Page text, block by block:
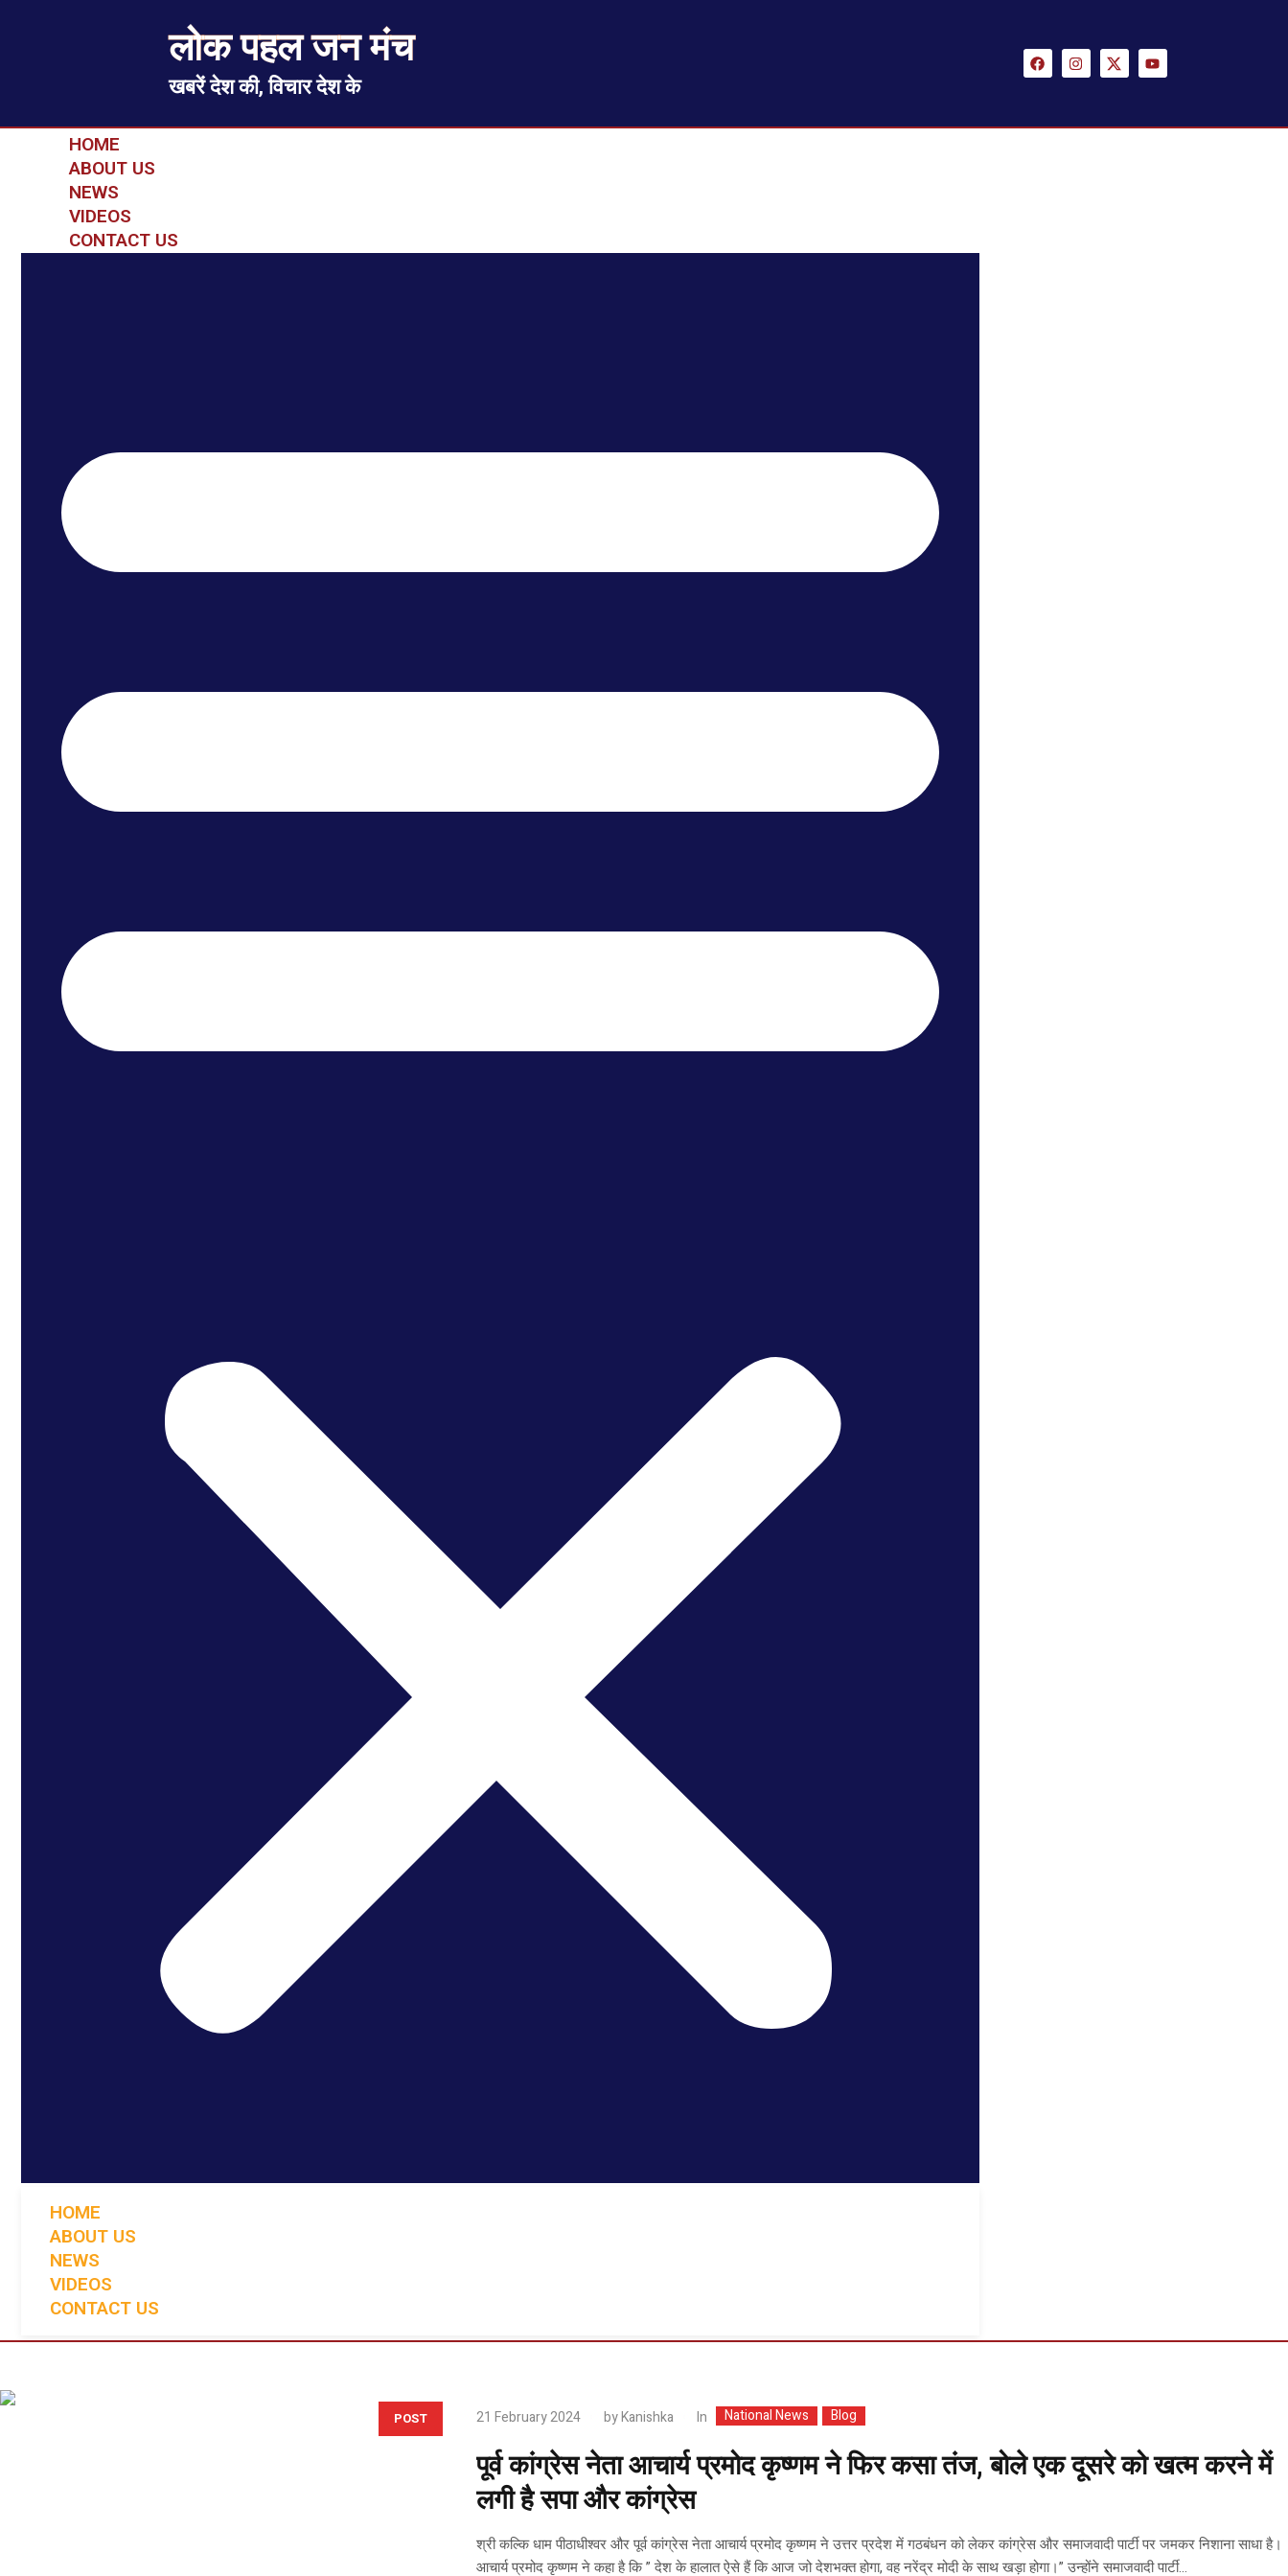
लोक पहल जन मंच
खबरें देश की, विचार देश के
HOME
ABOUT US
NEWS
VIDEOS
CONTACT US
HOME
ABOUT US
NEWS
VIDEOS
CONTACT US
POST 21 February 2024 byKanishka In National News Blog
पूर्व कांग्रेस नेता आचार्य प्रमोद कृष्णम ने फिर कसा तंज, बोले एक दूसरे को खत्म करने में
लगी है सपा और कांग्रेस
श्री कल्कि धाम पीठाधीश्वर और पूर्व कांग्रेस नेता आचार्य प्रमोद कृष्णम ने उत्तर प्रदेश में गठबंधन को लेकर कांग्रेस और समाजवादी पार्टी पर जमकर निशाना साधा है।
आचार्य प्रमोद कृष्णम ने कहा है कि ” देश के हालात ऐसे हैं कि आज जो देशभक्त होगा, वह नरेंद्र मोदी के साथ खड़ा होगा।” उन्होंने समाजवादी पार्टी...